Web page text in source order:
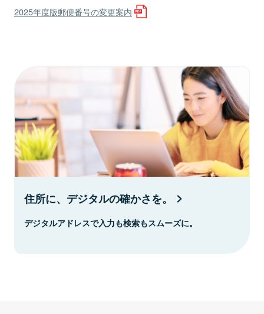
2025年度版郵便番号の変更案内
住所に、デジタルの確かさを。
デジタルアドレスで入力も検索もスムーズに。